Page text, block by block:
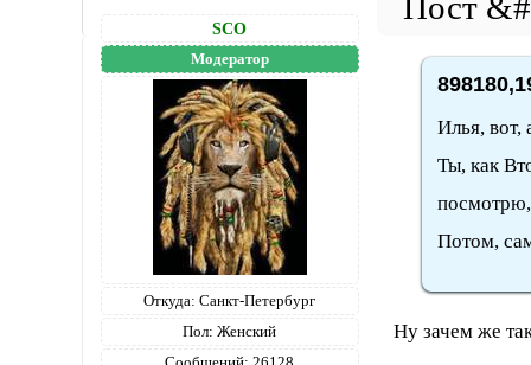
SCO
Модератор
Откуда: Санкт-Петербург
Пол: Женский
Илья, вот,
Ты, как
Потом,
Ну зачем же